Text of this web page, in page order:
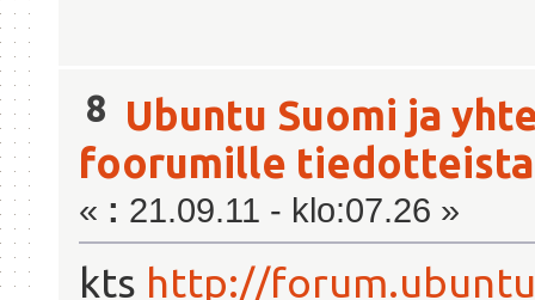
8 Ubuntu Suomi ja
foorumille
« : 21.09.11 - klo:07.26 »
kts http://